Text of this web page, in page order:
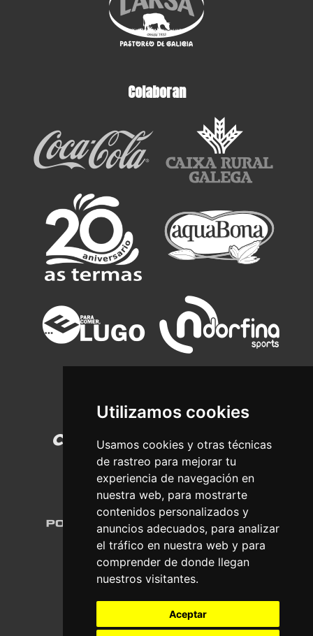
Utilizamos cookies
Usamos cookies y otras técnicas
de rastreo para mejorar tu
experiencia de navegación en
nuestra web, para mostrarte
contenidos personalizados y
anuncios adecuados, para analizar
el tráfico en nuestra web y para
comprender de donde llegan
nuestros visitantes.
Aceptar
Colaboran